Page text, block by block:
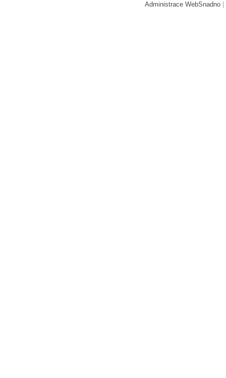
Administrace WebSnadno|